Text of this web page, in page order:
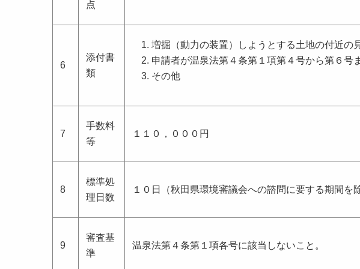
点
6
添付書
類
増掘（動力の装置）しようとする土地の付近の
申請者が温泉法第４条第１項第４号から第６
その他
7
手数料
等
１１０，０００円
8
標準処
理日数
１０日（秋田県環境審議会への諮問に要する期間を
9
審査基
準
温泉法第４条第１項各号に該当しないこと。